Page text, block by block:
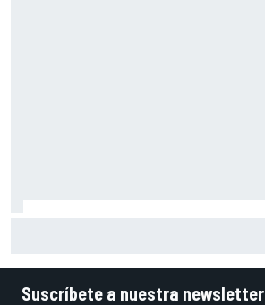
Suscríbete a nuestra newsletter